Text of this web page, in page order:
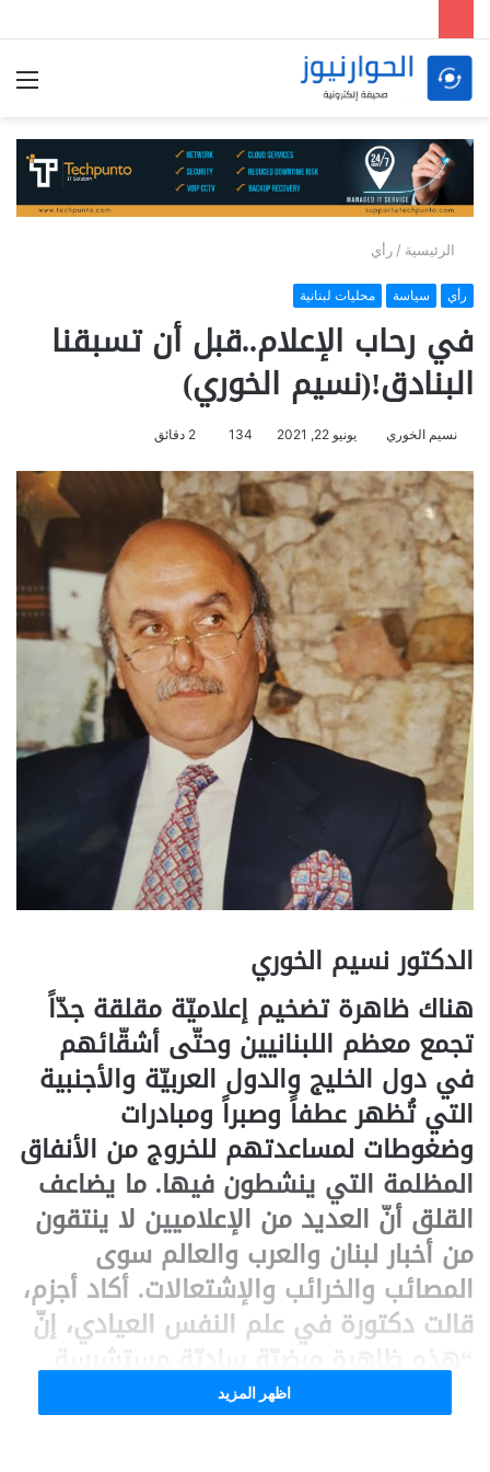
الرئيسية / رأي
رأي سياسة محليات لبنانية
في رحاب الإعلام..قبل أن تسبقنا
البنادق!(نسيم الخوري)
نسيم الخوري يونيو 22, 2021 134
الدكتور نسيم الخوري
هناك ظاهرة تضخيم إعلاميّة مقلقة جدّاً
تجمع معظم اللبنانيين وحتّى أشقّائهم
في دول الخليج والدول العربيّة والأجنبية
التي تُظهر عطفاً وصبراً ومبادرات
وضغوطات لمساعدتهم للخروج من الأنفاق
المظلمة التي ينشطون فيها. ما يضاعف
القلق أنّ العديد من الإعلاميين لا ينتقون
من أخبار لبنان والعرب والعالم سوى
المصائب والخرائب والإشتعالات. أكاد أجزم،
قالت دكتورة في علم النفس العيادي، إنّ
“هذه ظاهرة مرضيّة ساديّة مستشرسة
وخطيرة تستدعى العلاجات الجماعية ولو
أنّها مستعصية لأنّ الأنا المتورّمة تتحكّم
اظهر المزيد